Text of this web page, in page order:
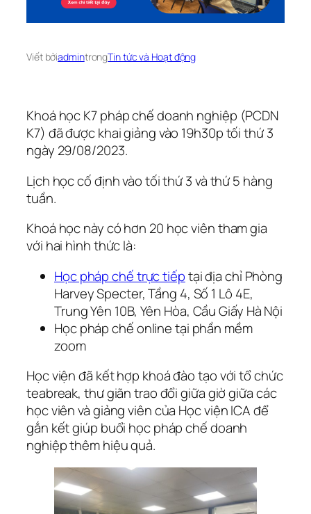
Viết bởiadmintrongTin tức và Hoạt động
Khoá học K7 pháp chế doanh nghiệp (PCDN
K7) đã được khai giảng vào 19h30p tối thứ 3
ngày 29/08/2023.
Lịch học cố định vào tối thứ 3 và thứ 5 hàng
tuần.
Khoá học này có hơn 20 học viên tham gia
với hai hình thức là:
Học pháp chế trực tiếptại địa chỉ Phòng
Harvey Specter, Tầng 4, Số 1 Lô 4E,
Trung Yên 10B, Yên Hòa, Cầu Giấy Hà Nội
Học pháp chế online tại phần mềm
zoom
Học viện đã kết hợp khoá đào tạo với tổ chức
teabreak, thư giãn trao đổi giữa giờ giữa các
học viên và giảng viên của Học viện ICA để
gắn kết giúp buổi học pháp chế doanh
nghiệp thêm hiệu quả.